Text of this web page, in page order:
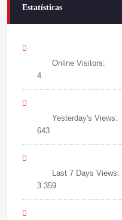
Estatísticas
Online Visitors:
4
Yesterday's Views:
643
Last 7 Days Views:
3.359